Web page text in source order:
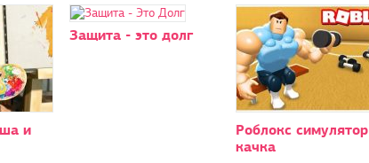
и
Защита - это долг
Роблокс симулятор
качка